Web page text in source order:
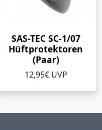
SAS-TEC SC-1/07
Hüftprotektoren
(Paar)
12,95€ UVP